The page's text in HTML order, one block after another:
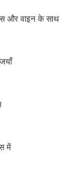
और वाइन के साथ
में